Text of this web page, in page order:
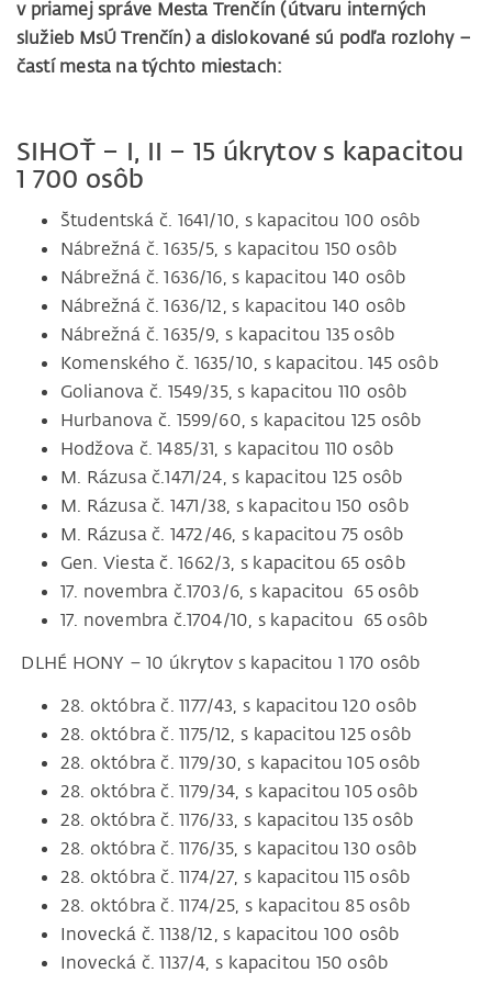
v priamej správe Mesta Trenčín (útvaru interných
služieb MsÚ Trenčín) a dislokované sú podľa rozlohy –
častí mesta na týchto miestach:
SIHOŤ – I, II – 15 úkrytov s kapacitou
1 700 osôb
Študentská č. 1641/10, s kapacitou 100 osôb
Nábrežná č. 1635/5, s kapacitou 150 osôb
Nábrežná č. 1636/16, s kapacitou 140 osôb
Nábrežná č. 1636/12, s kapacitou 140 osôb
Nábrežná č. 1635/9, s kapacitou 135 osôb
Komenského č. 1635/10, s kapacitou. 145 osôb
Golianova č. 1549/35, s kapacitou 110 osôb
Hurbanova č. 1599/60, s kapacitou 125 osôb
Hodžova č. 1485/31, s kapacitou 110 osôb
M. Rázusa č.1471/24, s kapacitou 125 osôb
M. Rázusa č. 1471/38, s kapacitou 150 osôb
M. Rázusa č. 1472/46, s kapacitou 75 osôb
Gen. Viesta č. 1662/3, s kapacitou 65 osôb
17. novembra č.1703/6, s kapacitou 65 osôb
17. novembra č.1704/10, s kapacitou 65 osôb
DLHÉ HONY – 10 úkrytov s kapacitou 1 170 osôb
28. októbra č. 1177/43, s kapacitou 120 osôb
28. októbra č. 1175/12, s kapacitou 125 osôb
28. októbra č. 1179/30, s kapacitou 105 osôb
28. októbra č. 1179/34, s kapacitou 105 osôb
28. októbra č. 1176/33, s kapacitou 135 osôb
28. októbra č. 1176/35, s kapacitou 130 osôb
28. októbra č. 1174/27, s kapacitou 115 osôb
28. októbra č. 1174/25, s kapacitou 85 osôb
Inovecká č. 1138/12, s kapacitou 100 osôb
Inovecká č. 1137/4, s kapacitou 150 osôb